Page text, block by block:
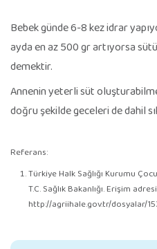
Bebek günde 6-8 kez idrar
ayda en az 500 gr artıyorsa
demektir.
Annenin yeterli süt
doğru şekilde geceleri de dahil
Referans:
Türkiye Halk Sağlığı Kurumu
T.C. Sağlık Bakanlığı. Erişim
http://agriihale.gov.tr/dosyalar/